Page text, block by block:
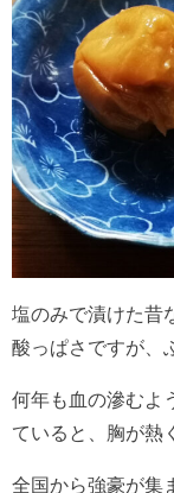
塩のみで漬けた昔
酸っぱさですが、
何年も血の滲むよ
ていると、胸が熱
全国から強豪が集